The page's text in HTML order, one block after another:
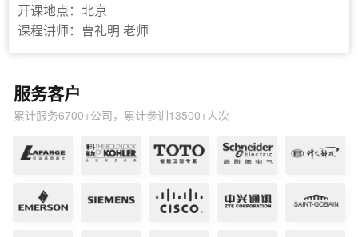
开课地点：北京
课程讲师：曹礼明 老师
服务客户
累计服务6700+公司，累计参训13500+人次